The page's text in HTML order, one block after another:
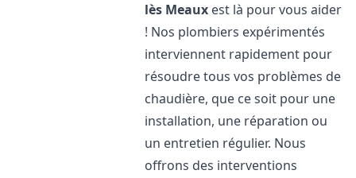
lès Meaux est là pour vous aider
! Nos plombiers expérimentés
interviennent rapidement pour
résoudre tous vos problèmes de
chaudière, que ce soit pour une
installation, une réparation ou
un entretien régulier. Nous
offrons des interventions